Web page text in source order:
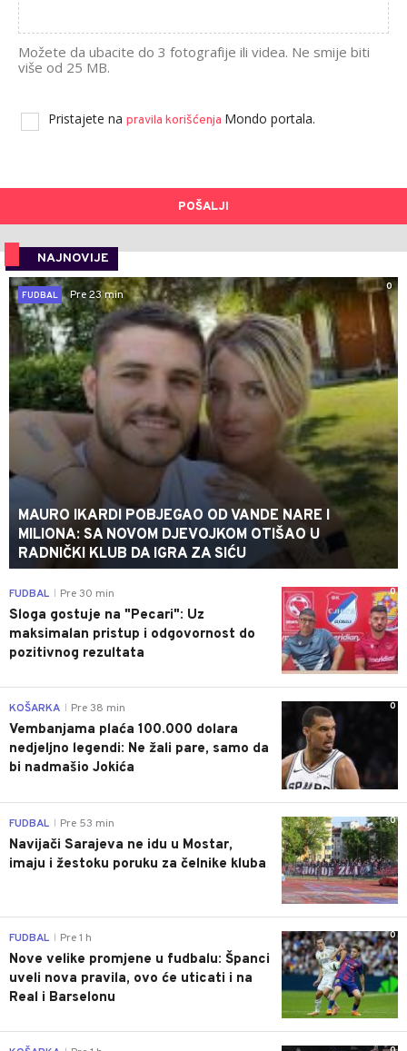
Možete da ubacite do 3 fotografije ili videa. Ne smije biti
više od 25 MB.
Pristajete na pravila korišćenja Mondo portala.
POŠALJI
NAJNOVIJE
0
FUDBAL
Pre 23 min
MAURO IKARDI POBJEGAO OD VANDE NARE I
MILIONA: SA NOVOM DJEVOJKOM OTIŠAO U
RADNIČKI KLUB DA IGRA ZA SIĆU
0
FUDBAL Pre 30 min
Sloga gostuje na "Pecari": Uz
maksimalan pristup i odgovornost do
pozitivnog rezultata
0
KOŠARKA Pre 38 min
Vembanjama plaća 100.000 dolara
nedjeljno legendi: Ne žali pare, samo da
bi nadmašio Jokića
0
FUDBAL Pre 53 min
Navijači Sarajeva ne idu u Mostar,
imaju i žestoku poruku za čelnike kluba
0
FUDBAL Pre 1 h
Nove velike promjene u fudbalu: Španci
uveli nova pravila, ovo će uticati i na
Real i Barselonu